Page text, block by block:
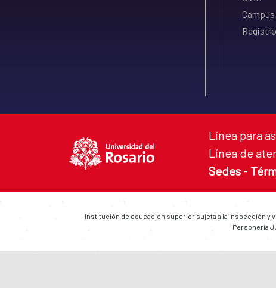
Línea para
Línea de
Sedes -
Institución de educación superior sujeta a la inspección y
Personería